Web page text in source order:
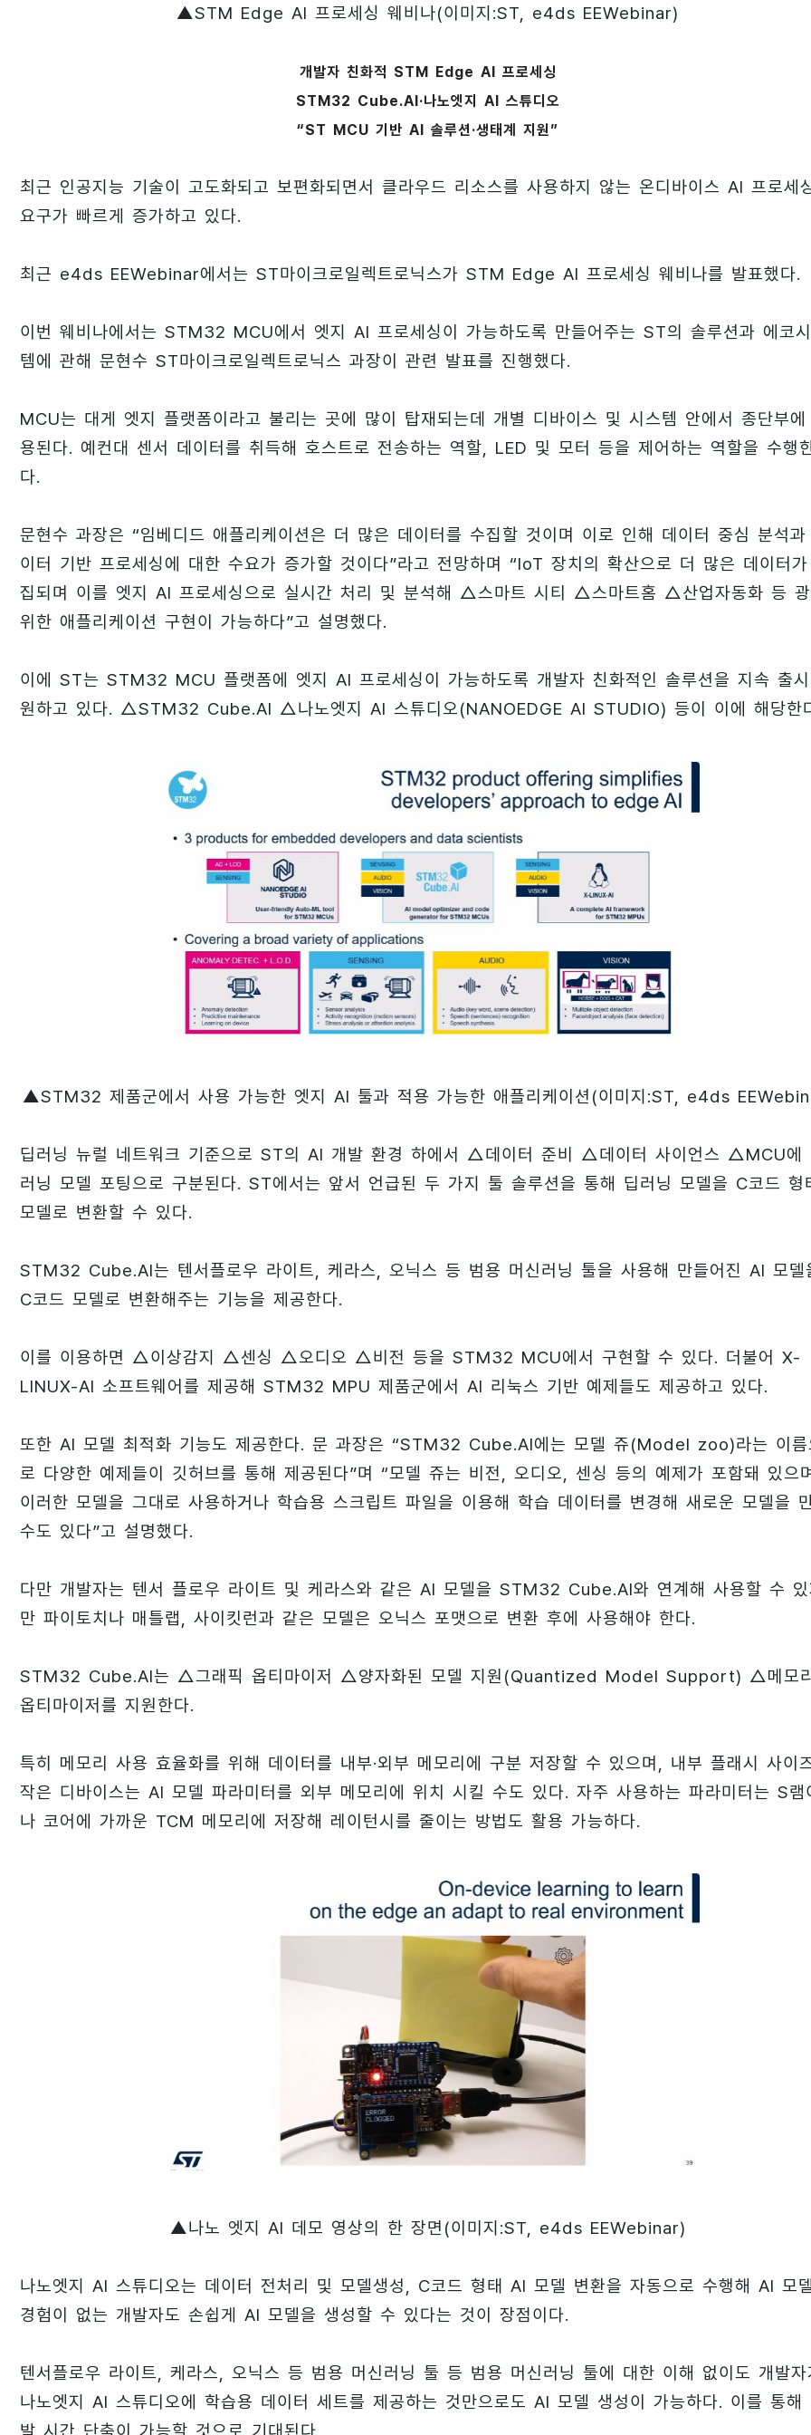
▲STM Edge AI 프로세싱 웨비나(이미지:ST, e4ds EEWebinar)
개발자 친화적 STM Edge AI 프로세싱
STM32 Cube.AI·나노엣지 AI 스튜디오
“ST MCU 기반 AI 솔루션·생태계 지원”
최근 인공지능 기술이 고도화되고 보편화되면서 클라우드 리소스를 사용하지 않는 온디바이스 AI 프로세
요구가 빠르게 증가하고 있다.
최근 e4ds EEWebinar에서는 ST마이크로일렉트로닉스가 STM Edge AI 프로세싱 웨비나를 발표했다.
이번 웨비나에서는 STM32 MCU에서 엣지 AI 프로세싱이 가능하도록 만들어주는 ST의 솔루션과 에코
템에 관해 문현수 ST마이크로일렉트로닉스 과장이 관련 발표를 진행했다.
MCU는 대게 엣지 플랫폼이라고 불리는 곳에 많이 탑재되는데 개별 디바이스 및 시스템 안에서 종단부
용된다. 예컨대 센서 데이터를 취득해 호스트로 전송하는 역할, LED 및 모터 등을 제어하는 역할을 수행
다.
문현수 과장은 “임베디드 애플리케이션은 더 많은 데이터를 수집할 것이며 이로 인해 데이터 중심 분석과
이터 기반 프로세싱에 대한 수요가 증가할 것이다”라고 전망하며 “IoT 장치의 확산으로 더 많은 데이터
집되며 이를 엣지 AI 프로세싱으로 실시간 처리 및 분석해 △스마트 시티 △스마트홈 △산업자동화 등 광
위한 애플리케이션 구현이 가능하다”고 설명했다.
이에 ST는 STM32 MCU 플랫폼에 엣지 AI 프로세싱이 가능하도록 개발자 친화적인 솔루션을 지속 출시
원하고 있다. △STM32 Cube.AI △나노엣지 AI 스튜디오(NANOEDGE AI STUDIO) 등이 이에 해당한
▲STM32 제품군에서 사용 가능한 엣지 AI 툴과 적용 가능한 애플리케이션(이미지:ST, e4ds
딥러닝 뉴럴 네트워크 기준으로 ST의 AI 개발 환경 하에서 △데이터 준비 △데이터 사이언스 △MCU에
러닝 모델 포팅으로 구분된다. ST에서는 앞서 언급된 두 가지 툴 솔루션을 통해 딥러닝 모델을 C코드 형
모델로 변환할 수 있다.
STM32 Cube.AI는 텐서플로우 라이트, 케라스, 오닉스 등 범용 머신러닝 툴을 사용해 만들어진 AI 모델
C코드 모델로 변환해주는 기능을 제공한다.
이를 이용하면 △이상감지 △센싱 △오디오 △비전 등을 STM32 MCU에서 구현할 수 있다. 더불어 X-
LINUX-AI 소프트웨어를 제공해 STM32 MPU 제품군에서 AI 리눅스 기반 예제들도 제공하고 있다.
또한 AI 모델 최적화 기능도 제공한다. 문 과장은 “STM32 Cube.AI에는 모델 쥬(Model zoo)라는 이름
로 다양한 예제들이 깃허브를 통해 제공된다”며 “모델 쥬는 비전, 오디오, 센싱 등의 예제가 포함돼 있으
이러한 모델을 그대로 사용하거나 학습용 스크립트 파일을 이용해 학습 데이터를 변경해 새로운 모델을
수도 있다”고 설명했다.
다만 개발자는 텐서 플로우 라이트 및 케라스와 같은 AI 모델을 STM32 Cube.AI와 연계해 사용할 수 있
만 파이토치나 매틀랩, 사이킷런과 같은 모델은 오닉스 포맷으로 변환 후에 사용해야 한다.
STM32 Cube.AI는 △그래픽 옵티마이저 △양자화된 모델 지원(Quantized Model Support) △메모
옵티마이저를 지원한다.
특히 메모리 사용 효율화를 위해 데이터를 내부·외부 메모리에 구분 저장할 수 있으며, 내부 플래시 사이
작은 디바이스는 AI 모델 파라미터를 외부 메모리에 위치 시킬 수도 있다. 자주 사용하는 파라미터는 S램
나 코어에 가까운 TCM 메모리에 저장해 레이턴시를 줄이는 방법도 활용 가능하다.
▲나노 엣지 AI 데모 영상의 한 장면 (이미지:ST, e4ds EEWebinar)
나노엣지 AI 스튜디오는 데이터 전처리 및 모델생성, C코드 형태 AI 모델 변환을 자동으로 수행해 AI 모델
경험이 없는 개발자도 손쉽게 AI 모델을 생성할 수 있다는 것이 장점이다.
텐서플로우 라이트, 케라스, 오닉스 등 범용 머신러닝 툴 등 범용 머신러닝 툴에 대한 이해 없이도 개발자
나노엣지 AI 스튜디오에 학습용 데이터 세트를 제공하는 것만으로도 AI 모델 생성이 가능하다. 이를 통해
발 시간 단축이 가능할 것으로 기대된다.